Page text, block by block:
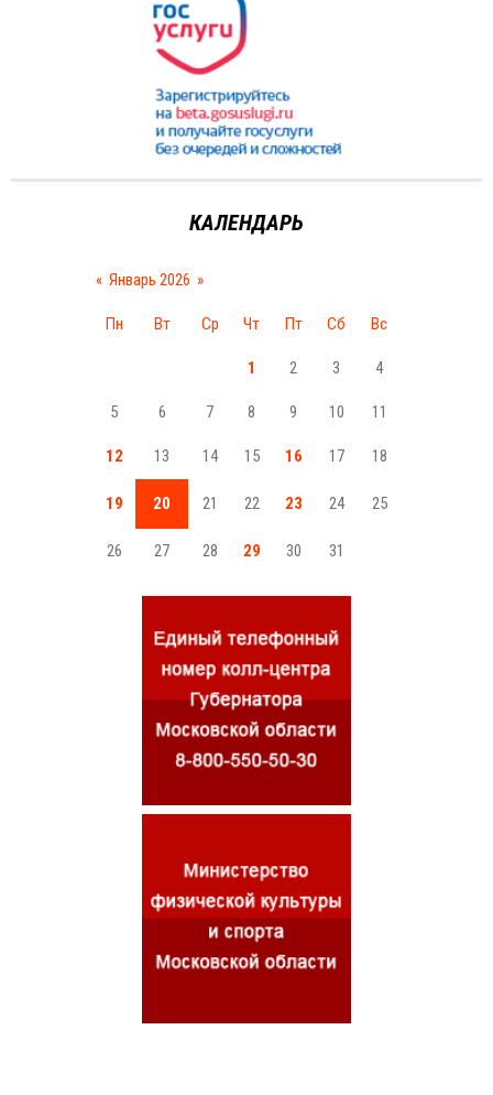
КАЛЕНДАРЬ
« Январь 2026 »
Пн Вт Ср Чт Пт Сб Вс
1 2 3 4
5 6 7 8 9 10 11
12 13 14 15 16 17 18
19 20 21 22 23 24 25
26 27 28 29 30 31